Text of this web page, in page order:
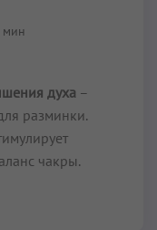
мин
духа –
разминки.
чакры.